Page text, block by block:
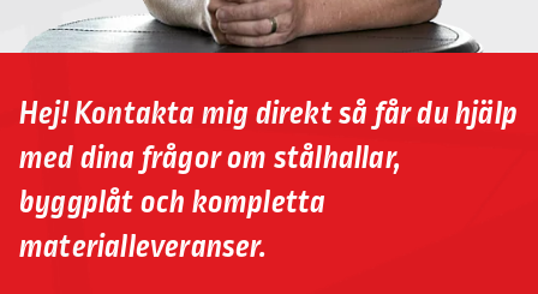
Hej! Kontakta mig direkt så får du hjälp
med dina frågor om stålhallar,
byggplåt och kompletta
materialleveranser.